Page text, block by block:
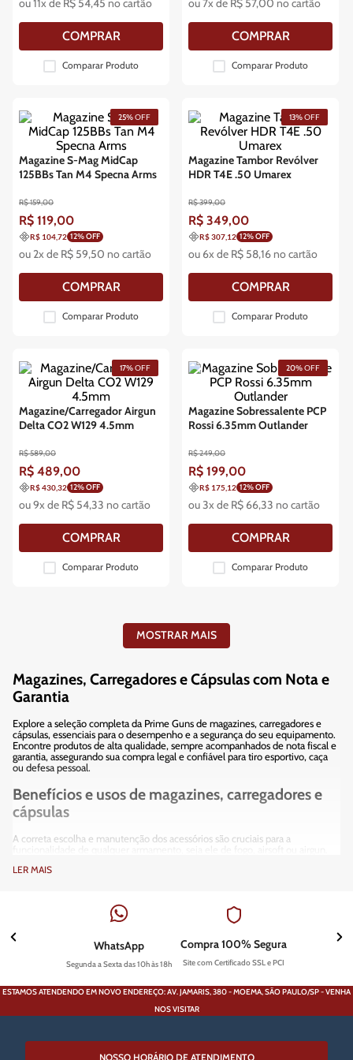
ou11x de R$ 54,45 no cartão
COMPRAR
Comparar Produto
ou7x de R$ 57,00 no cartão
COMPRAR
Comparar Produto
Magazine S-Mag MidCap
125BBs Tan M4 Specna Arms
R$159,00
R$ 119,00
25%OFF
R$ 104,72 12% OFF
ou 2x de R$ 59,50 no cartão
COMPRAR
Comparar Produto
Magazine Tambor Revólver
HDR T4E .50 Umarex
R$399,00
R$ 349,00
13%OFF
R$ 307,12 12% OFF
ou 6x de R$ 58,16 no cartão
COMPRAR
Comparar Produto
Magazine/Carregador Airgun
Delta CO2 W129 4.5mm
R$589,00
R$ 489,00
17%OFF
R$ 430,32 12% OFF
ou9x de R$ 54,33 no cartão
COMPRAR
Comparar Produto
Magazine Sobressalente PCP
Rossi 6.35mm Outlander
R$249,00
R$ 199,00
20%OFF
R$ 175,12 12% OFF
ou3x de R$ 66,33 no cartão
COMPRAR
Comparar Produto
MOSTRAR MAIS
Magazines, Carregadores e Cápsulas com Nota e
Garantia
Explore a seleção completa da Prime Guns de magazines, carregadores e
cápsulas, essenciais para o desempenho e a segurança do seu equipamento.
Encontre produtos de alta qualidade, sempre acompanhados de nota fiscal e
garantia, assegurando sua compra legal e confiável para tiro esportivo, caça
ou defesa pessoal.
Benefícios e usos de magazines, carregadores e
cápsulas
A correta escolha e manutenção dos acessórios são cruciais para a
alimentação do armamento, influenciando diretamente a cadência de tiro e a
Na Prime Guns, oferecemos uma vasta gama desses componentes para
atender às necessidades específicas de cada atirador:
Magazines (pentes):projetados para armazenar e alimentar a
munição na câmara da arma, são peças vitais para a autonomia e a
prontidão. Disponíveis em diversas capacidades e materiais, eles
otimizando seu tempo no estande ou em campo.
economizando tempo e esforço, especialmente em situações onde a
LER MAIS
WhatsApp
Segunda a Sexta das 10h às 18h
Compra 100% Segura
Site com Certificado SSL e PCI
ESTAMOS ATENDENDO EM NOVO ENDEREÇO: AV. JAMARIS, 380 - MOEMA, SÃO PAULO/SP - VENHA
NOS VISITAR
NOSSO HORÁRIO DE ATENDIMENTO